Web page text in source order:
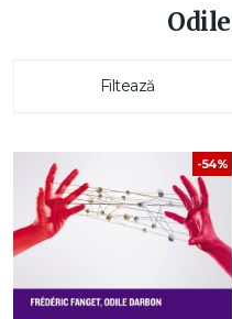
Filtează
-54%